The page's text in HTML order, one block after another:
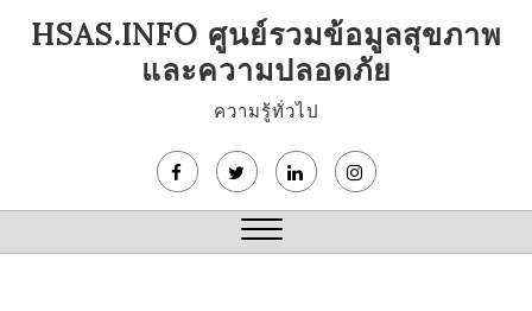
HSAS.INFO ศูนย์รวมข้อมูลสุขภาพ
และความปลอดภัย
ความรู้ทั่วไป
Close